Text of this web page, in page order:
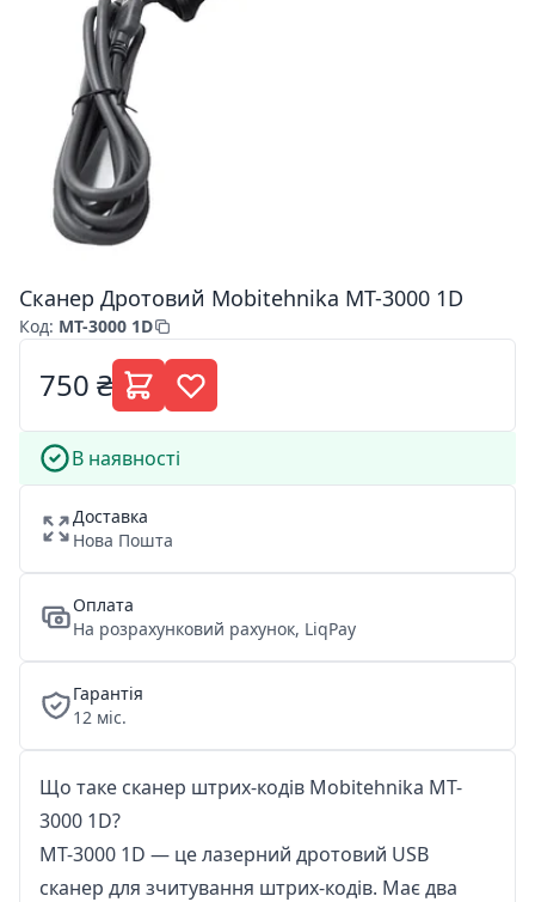
Сканер Дротовий Mobitehnika MT-3000 1D
Код: MT-3000 1D
750 ₴
В наявності
Доставка
Нова Пошта
Оплата
На розрахунковий рахунок, LiqPay
Гарантія
12 міс.
Що таке сканер штрих-кодів Mobitehnika MT-
3000 1D?
MT-3000 1D — це лазерний дротовий USB
сканер для зчитування штрих-кодів. Має два